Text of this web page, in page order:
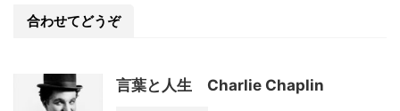
o
k
合わせてどうぞ
言葉と人生 Charlie Chaplin